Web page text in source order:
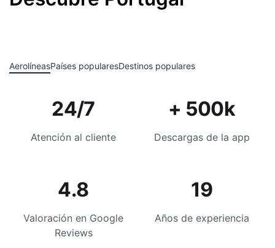
AerolíneasPaíses popularesDestinos populares
24/7
Atención al cliente
+ 500k
Descargas de la app
4.8
Valoración en Google
Reviews
19
Años de experiencia